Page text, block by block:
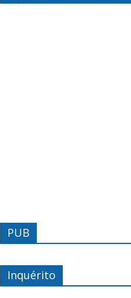
PUB
Inquérito